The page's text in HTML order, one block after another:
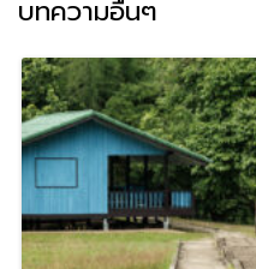
บทความอื่นๆ